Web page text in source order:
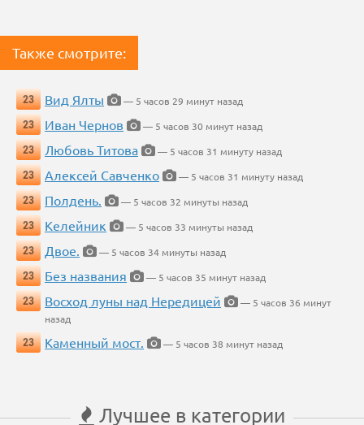
Также смотрите:
23 Вид Ялты
— 5 часов 29 минут назад
23
Иван Чернов
— 5 часов 30 минут назад
23
Любовь Титова
— 5 часов 31 минуту назад
23
Алексей Савченко
— 5 часов 31 минуту назад
23
Полдень.
— 5 часов 32 минуты назад
23
Келейник
— 5 часов 33 минуты назад
23
Двое.
— 5 часов 34 минуты назад
23
Без названия
— 5 часов 35 минут назад
23
Восход луны над Нередицей
— 5 часов 36 минут
назад
23
Каменный мост. — 5 часов 38 минут назад
Лучшее в категории